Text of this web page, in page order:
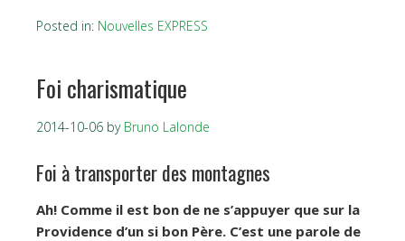
Posted in: Nouvelles EXPRESS
Foi charismatique
2014-10-06 by Bruno Lalonde
Foi à transporter des montagnes
Ah! Comme il est bon de ne s’appuyer que sur la
Providence d’un si bon Père. C’est une parole de